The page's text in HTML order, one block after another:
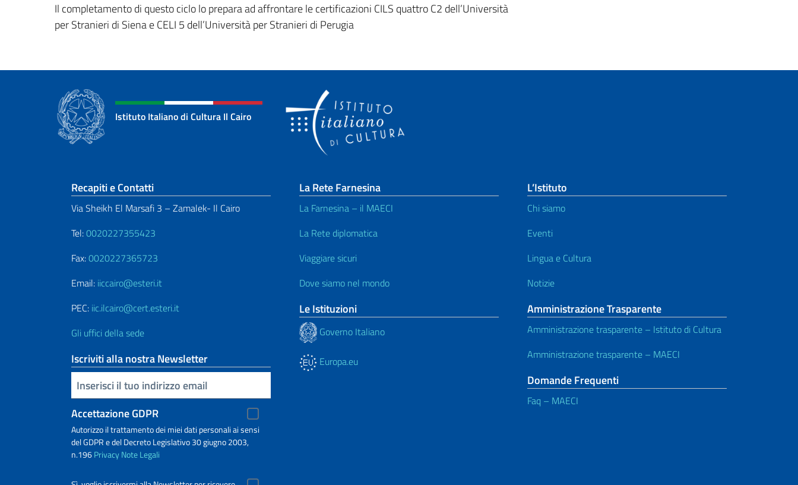
Il completamento di questo ciclo lo prepara ad affrontare le certificazioni CILS quattro C2 dell’Università
per Stranieri di Siena e CELI 5 dell’Università per Stranieri di Perugia
Istituto Italiano di Cultura Il Cairo
Sezione footer
Recapiti e Contatti
Via Sheikh El Marsafi 3 – Zamalek- Il Cairo
Tel:0020227355423
Fax:0020227365723
Email: iiccairo@esteri.it
PEC: iic.ilcairo@cert.esteri.it
Gli uffici della sede
Iscriviti alla nostra Newsletter
Inserisci la tua email
Accettazione GDPR
Autorizzo il trattamento dei miei dati personali ai sensi
del GDPR e del Decreto Legislativo 30 giugno 2003,
n.196PrivacyNote Legali
La Rete Farnesina
La Farnesina – il MAECI
La Rete diplomatica
Viaggiare sicuri
Dove siamo nel mondo
Le Istituzioni
Governo Italiano
Europa.eu
L’Istituto
Chi siamo
Eventi
Lingua e Cultura
Notizie
Amministrazione Trasparente
Amministrazione trasparente – Istituto di Cultura
Amministrazione trasparente – MAECI
Domande Frequenti
Faq – MAECI